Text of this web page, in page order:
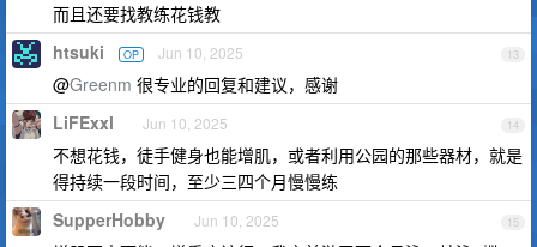
而且还要找教练花钱教
13
htsuki OP Jun 10, 2025
@Greenm 很专业的回复和建议，感谢
14
LiFExxl Jun 10, 2025
不想花钱，徒手健身也能增肌，或者利用公园的那些器材，就是
得持续一段时间，至少三四个月慢慢练
15
SupperHobby Jun 10, 2025